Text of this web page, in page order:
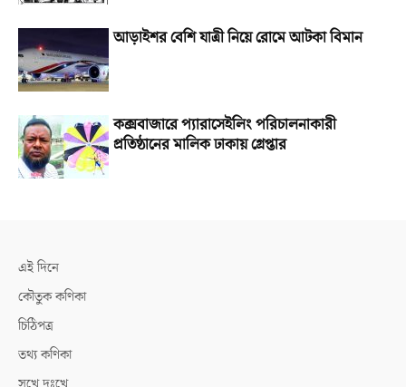
আড়াইশর বেশি যাত্রী নিয়ে রোমে আটকা বিমান
কক্সবাজারে প্যারাসেইলিং পরিচালনাকারী
প্রতিষ্ঠানের মালিক ঢাকায় গ্রেপ্তার
এই দিনে
কৌতুক কণিকা
চিঠিপত্র
তথ্য কণিকা